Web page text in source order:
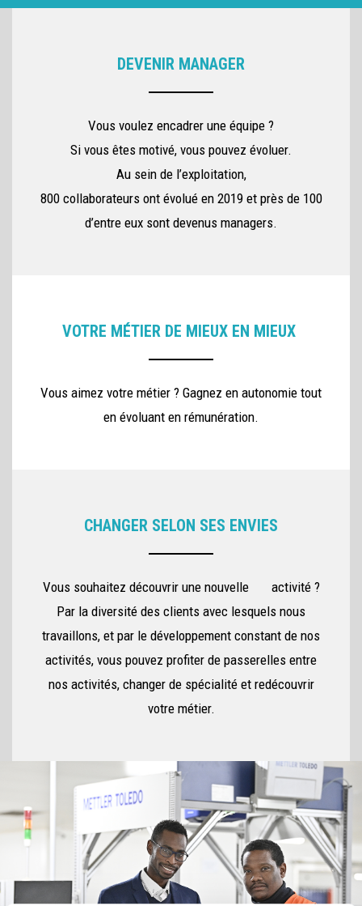
DEVENIR MANAGER
Vous voulez encadrer une équipe ?
Si vous êtes motivé, vous pouvez évoluer.
Au sein de l’exploitation,
800 collaborateurs ont évolué en 2019 et près de 100
d’entre eux sont devenus managers.
VOTRE MÉTIER DE MIEUX EN MIEUX
Vous aimez votre métier ? Gagnez en autonomie tout
en évoluant en rémunération.
CHANGER SELON SES ENVIES
Vous souhaitez découvrir une nouvelle activité ?
Par la diversité des clients avec lesquels nous
travaillons, et par le développement constant de nos
activités, vous pouvez profiter de passerelles entre
nos activités, changer de spécialité et redécouvrir
votre métier.